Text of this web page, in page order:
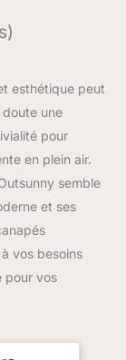
esthétique peut
une
pour
en plein air.
semble
et ses
vos besoins
pour vos